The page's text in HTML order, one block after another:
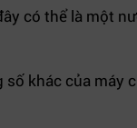
có thể là một
số khác của